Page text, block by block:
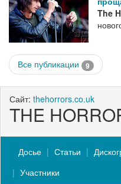
The
Все публикации 9
Сайт: thehorrors.co.uk
THE
Досье Статьи
Участники